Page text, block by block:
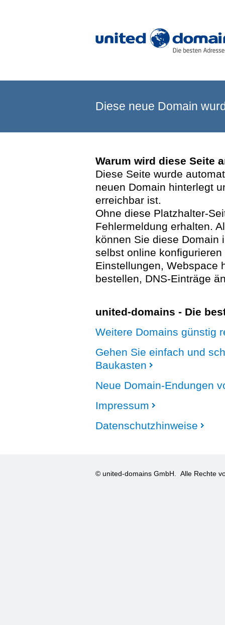
Diese neue Domain
Warum wird diese Seite
Diese Seite wurde
neuen Domain hinterlegt
erreichbar ist.
Ohne diese Platzhalter-
Fehlermeldung erhalten.
können Sie diese Domain
selbst online
Einstellungen, Webspace
bestellen, DNS-Einträge
united-domains - Die
Weitere Domains günstig
Gehen Sie einfach und
Baukasten
Neue Domain-Endungen
Impressum
Datenschutzhinweise
© united-domains GmbH. Alle Rechte